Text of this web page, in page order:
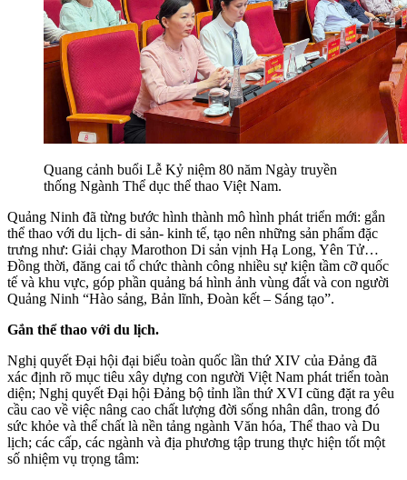
Quang cảnh buổi Lễ Kỷ niệm 80 năm Ngày truyền
thống Ngành Thể dục thể thao Việt Nam.
Quảng Ninh đã từng bước hình thành mô hình phát triển mới: gắn
thể thao với du lịch- di sản- kinh tế, tạo nên những sản phẩm đặc
trưng như: Giải chạy Marothon Di sản vịnh Hạ Long, Yên Tử…
Đồng thời, đăng cai tổ chức thành công nhiều sự kiện tầm cỡ quốc
tế và khu vực, góp phần quảng bá hình ảnh vùng đất và con người
Quảng Ninh “Hào sảng, Bản lĩnh, Đoàn kết – Sáng tạo”.
Gắn thể thao với du lịch.
Nghị quyết Đại hội đại biểu toàn quốc lần thứ XIV của Đảng đã
xác định rõ mục tiêu xây dựng con người Việt Nam phát triển toàn
diện; Nghị quyết Đại hội Đảng bộ tỉnh lần thứ XVI cũng đặt ra yêu
cầu cao về việc nâng cao chất lượng đời sống nhân dân, trong đó
sức khỏe và thể chất là nền tảng ngành Văn hóa, Thể thao và Du
lịch; các cấp, các ngành và địa phương tập trung thực hiện tốt một
số nhiệm vụ trọng tâm: